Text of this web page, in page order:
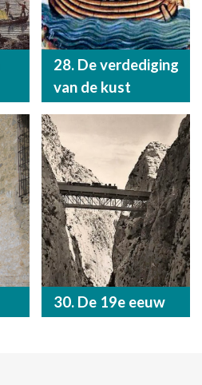
28. De verdediging
van de kust
30. De 19e eeuw